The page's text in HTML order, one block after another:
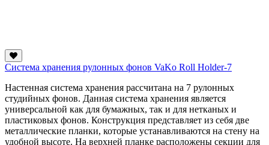
Система хранения рулонных фонов VaKo Roll Holder-7
Настенная система хранения рассчитана на 7 рулонных
студийных фонов. Данная система хранения является
универсальной как для бумажных, так и для нетканых и
пластиковых фонов. Конструкция представляет из себя две
металлические планки, которые устанавливаются на стену на
удобной высоте. На верхней планке расположены секции для